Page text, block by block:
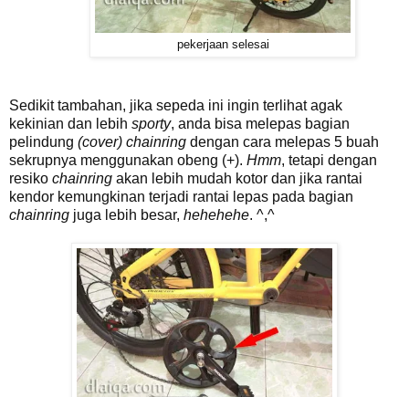
pekerjaan selesai
Sedikit tambahan, jika sepeda ini ingin terlihat agak
kekinian dan lebih sporty, anda bisa melepas bagian
pelindung (cover) chainring dengan cara melepas 5 buah
sekrupnya menggunakan obeng (+). Hmm, tetapi dengan
resiko chainring akan lebih mudah kotor dan jika rantai
kendor kemungkinan terjadi rantai lepas pada bagian
chainring juga lebih besar, hehehehe. ^,^